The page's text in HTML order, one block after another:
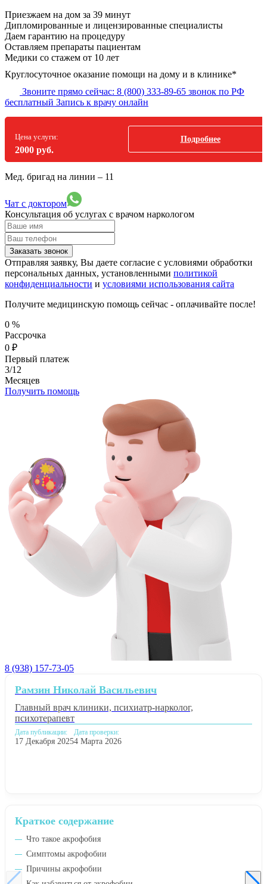
Приезжаем на дом за 39 минут
Дипломированные и лицензированные специалисты
Даем гарантию на процедуру
Оставляем препараты пациентам
Медики со стажем от 10 лет
Круглосуточное оказание помощи на дому и в клинике*
Звоните прямо сейчас: 8 (800) 333-89-65 звонок по РФ
бесплатный Запись к врачу онлайн
Цена услуги:
2000 руб.
Подробнее
Мед. бригад на линии – 11
Чат с доктором
Консультация об услугах с врачом наркологом
Заказать звонок
Отправляя заявку, Вы даете согласие с условиями обработки
персональных данных, установленными политикой
конфиденциальности и условиями использования сайта
Получите медицинскую помощь сейчас - оплачивайте после!
0 %
Рассрочка
0 ₽
Первый платеж
3/12
Месяцев
Получить помощь
8 (938) 157-73-05
Краткое содержание
Что такое акрофобия
Симптомы акрофобии
Причины акрофобии
Рамзин Николай Васильевич
Главный врач клиники, психиатр-нарколог,
психотерапевт
Дата публикации:
17 Декабря 2025
Дата проверки:
4 Марта 2026